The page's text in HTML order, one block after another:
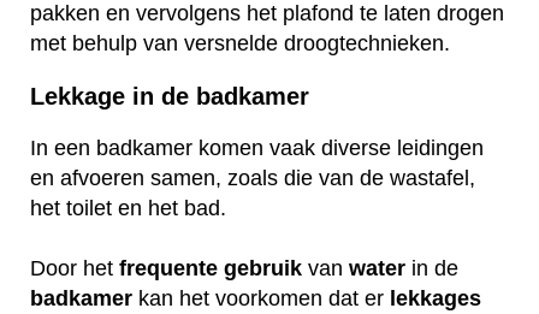
pakken en vervolgens het plafond te laten drogen
met behulp van versnelde droogtechnieken.
Lekkage in de badkamer
In een badkamer komen vaak diverse leidingen
en afvoeren samen, zoals die van de wastafel,
het toilet en het bad.
Door het frequente gebruik van water in de
badkamer kan het voorkomen dat er lekkages